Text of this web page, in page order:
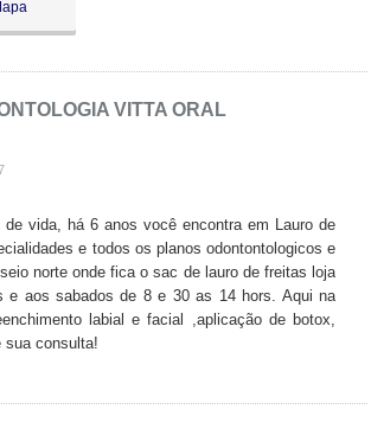
VITTA ORAL
vida, há 6 anos você encontra em Lauro de
e todos os planos odontontologicos e
norte onde fica o sac de lauro de freitas loja
aos sabados de 8 e 30 as 14 hors. Aqui na
labial e facial ,aplicação de botox,
sua consulta!